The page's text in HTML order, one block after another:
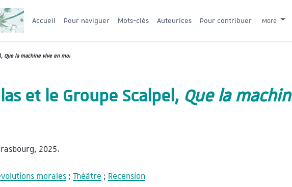
Accueil Pour naviguer Mots-clés Auteurices Pour contribuer More
Que la machine vive en moi
et le Groupe Scalpel, Que la
2025.
morales ; Théâtre ; Recension